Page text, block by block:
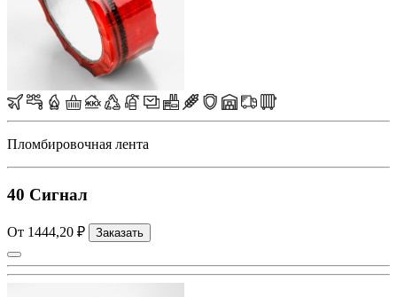
Пломбировочная лента
40 Сигнал
От 1444,20 ₽ Заказать